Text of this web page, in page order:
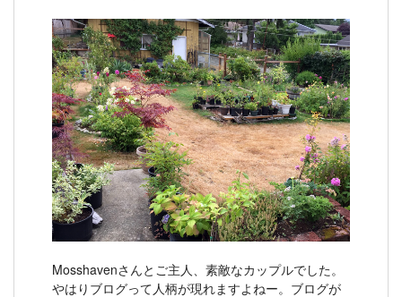
Mosshavenさんとご主人、素敵なカップルでした。
やはりブログって人柄が現れますよねー。ブログが